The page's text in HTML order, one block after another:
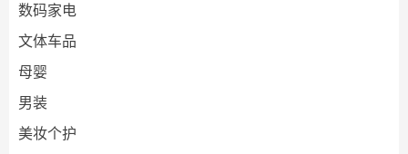
数码家电
文体车品
母婴
男装
美妆个护